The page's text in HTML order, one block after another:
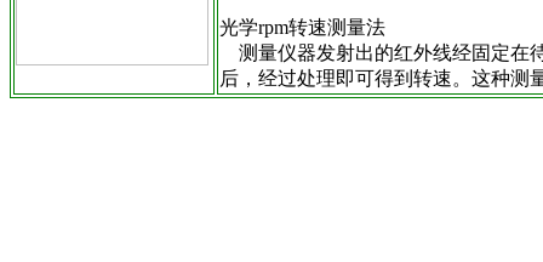
光学rpm转速测量法
测量仪器发射出的红外线经固定在
后，经过处理即可得到转速。这种测